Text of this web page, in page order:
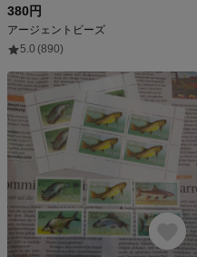
380円
アージェントビーズ
5.0 (890)